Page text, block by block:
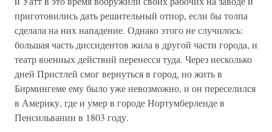
приготовились дать решительный отпор, если бы толпа
сделала на них нападение. Однако этого не случилось:
большая часть диссидентов жила в другой части города, и
театр военных действий перенесся туда. Через несколько
дней Пристлей смог вернуться в город, но жить в
Бирмингеме ему было уже невозможно, и он переселился
в Америку, где и умер в городе Нортумберленде в
Пенсильвании в 1803 году.